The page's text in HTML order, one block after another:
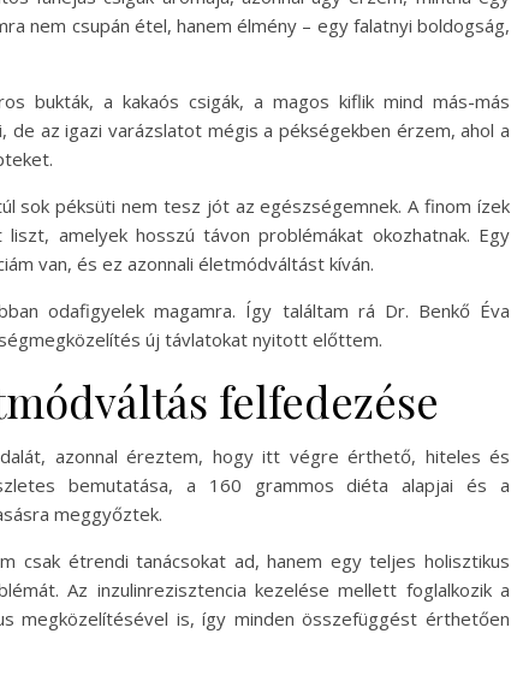
nem csupán étel, hanem élmény – egy falatnyi boldogság,
bukták, a kakaós csigák, a magos kiflik mind más-más
az igazi varázslatot mégis a pékségekben érzem, ahol a
sok péksüti nem tesz jót az egészségemnek. A finom ízek
amelyek hosszú távon problémákat okozhatnak. Egy
van, és ez azonnali életmódváltást kíván.
odafigyelek magamra. Így találtam rá Dr. Benkő Éva
új távlatokat nyitott előttem.
felfedezése
azonnal éreztem, hogy itt végre érthető, hiteles és
bemutatása, a 160 grammos diéta alapjai és a
meggyőztek.
csak étrendi tanácsokat ad, hanem egy teljes holisztikus
Az inzulinrezisztencia kezelése mellett foglalkozik a
megközelítésével is, így minden összefüggést érthetően